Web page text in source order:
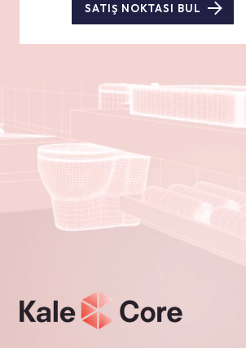
SATIŞ NOKTASI BUL